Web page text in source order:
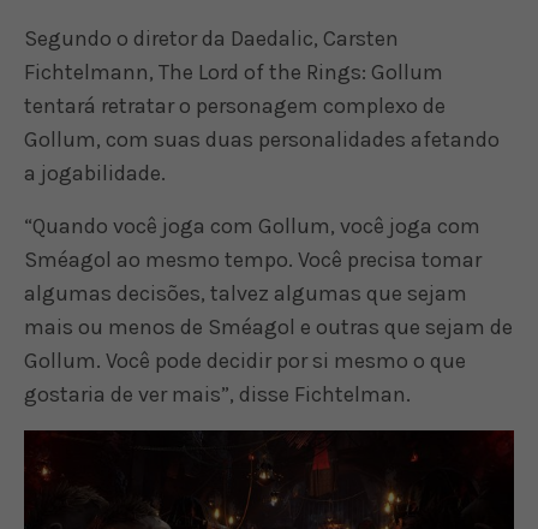
Segundo o diretor da Daedalic, Carsten
Fichtelmann, The Lord of the Rings: Gollum
tentará retratar o personagem complexo de
Gollum, com suas duas personalidades afetando
a jogabilidade.
“Quando você joga com Gollum, você joga com
Sméagol ao mesmo tempo. Você precisa tomar
algumas decisões, talvez algumas que sejam
mais ou menos de Sméagol e outras que sejam de
Gollum. Você pode decidir por si mesmo o que
gostaria de ver mais”, disse Fichtelman.